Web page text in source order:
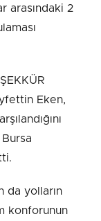
arasındaki 2
Eken,
da yolların
konforunun